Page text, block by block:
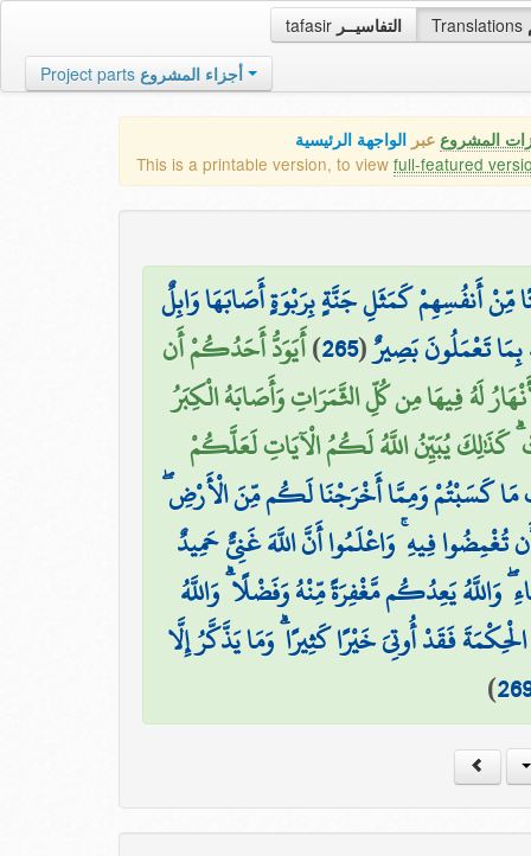
tafasir التفاسيــر Translations
Project parts أجزاء المشروع
المشروع عبر الواجهة الرئيسية
This is a printable version, to view full-featured
مِّنْ أَنفُسِهِمْ كَمَثَلِ جَنَّةٍ بِرَبْوَةٍ أَصَابَهَا وَابِلٌ
تَعْمَلُونَ بَصِيرٌ(
265
)أَيَوَدُّ أَحَدُكُمْ أَن
لَهُ فِيهَا مِن كُلِّ الثَّمَرَاتِ وَأَصَابَهُ الْكِبَرُ
كَذَٰلِكَ يُبَيِّنُ اللَّهُ لَكُمُ الْآيَاتِ لَعَلَّكُمْ
مَا كَسَبْتُمْ وَمِمَّا أَخْرَجْنَا لَكُم مِّنَ الْأَرْضِ
تُغْمِضُوا فِيهِ ۚ وَاعْلَمُوا أَنَّ اللَّهَ غَنِيٌّ حَمِيدٌ
يَعِدُكُم مَّغْفِرَةً مِّنْهُ وَفَضْلًا ۗ وَاللَّهُ
فَقَدْ أُوتِيَ خَيْرًا كَثِيرًا ۗ وَمَا يَذَّكَّرُ إِلَّا
)